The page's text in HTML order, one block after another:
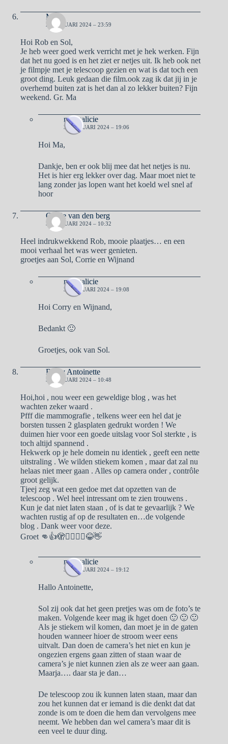
Ma
2 FEBRUARI 2024 – 23:59
Hoi Rob en Sol,
Je heb weer goed werk verricht met je hek werken. Fijn
dat het nu goed is en het ziet er netjes uit. Ik heb ook net
je filmpje met je telescoop gezien en wat is dat toch een
groot ding. Leuk gedaan die film.ook zag ik dat jij in je
overhemd buiten zat is het dan al zo lekker buiten? Fijn
weekend. Gr. Ma
naargalicie
3 FEBRUARI 2024 – 19:06
Hoi Ma,
Dankje, ben er ook blij mee dat het netjes is nu.
Het is hier erg lekker over dag. Maar moet niet te
lang zonder jas lopen want het koeld wel snel af
hoor
Corrie van den berg
3 FEBRUARI 2024 – 10:32
Heel indrukwekkend Rob, mooie plaatjes… en een
mooi verhaal het was weer genieten.
groetjes aan Sol, Corrie en Wijnand
naargalicie
3 FEBRUARI 2024 – 19:08
Hoi Corry en Wijnand,
Bedankt 🙂
Groetjes, ook van Sol.
Ben y Antoinette
3 FEBRUARI 2024 – 10:48
Hoi,hoi , nou weer een geweldige blog , was het
wachten zeker waard .
Pfff die mammografie , telkens weer een hel dat je
borsten tussen 2 glasplaten gedrukt worden ! We
duimen hier voor een goede uitslag voor Sol sterkte , is
toch altijd spannend .
Hekwerk op je hele domein nu identiek , geeft een nette
uitstraling . We wilden stiekem komen , maar dat zal nu
helaas niet meer gaan . Alles op camera onder , contrôle
groot gelijk.
Tjeej zeg wat een gedoe met dat opzetten van de
telescoop . Wel heel intressant om te zien trouwens .
Kun je dat niet laten staan , of is dat te gevaarlijk ? We
wachten rustig af op de resultaten en…de volgende
blog . Dank weer voor deze.
Groet 👊👍🫣🙋‍♀️🙋‍♂️😂👋
naargalicie
3 FEBRUARI 2024 – 19:12
Hallo Antoinette,
Sol zij ook dat het geen pretjes was om de foto’s te
maken. Volgende keer mag ik hget doen 🙂 🙂 🙂
Als je stiekem wil komen, dan moet je in de gaten
houden wanneer hioer de stroom weer eens
uitvalt. Dan doen de camera’s het niet en kun je
ongezien ergens gaan zitten of staan waar de
camera’s je niet kunnen zien als ze weer aan gaan.
Maarja…. daar sta je dan…
De telescoop zou ik kunnen laten staan, maar dan
zou het kunnen dat er iemand is die denkt dat dat
zonde is om te doen die hem dan vervolgens mee
neemt. We hebben dan wel camera’s maar dit is
een veel te duur ding.